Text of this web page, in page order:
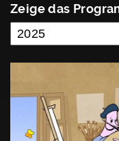
Zeige das